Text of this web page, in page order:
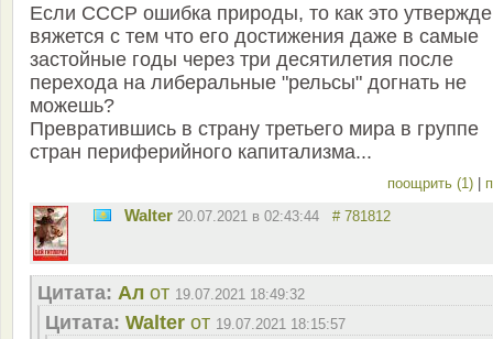
Если СССР ошибка природы, то как это
вяжется с тем что его достижения даже в самые
застойные годы через три десятилетия после
перехода на либеральные "рельсы" догнать не
можешь?
Превратившись в страну третьего мира в группе
стран периферийного капитализма...
поощрить (1) |
Walter 20.07.2021 в 02:43:44 # 781812
Цитата: Ал от 19.07.2021 18:49:32
Цитата: Walter от 19.07.2021 18:15:57